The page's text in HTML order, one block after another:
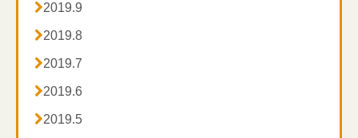
2019.9
2019.8
2019.7
2019.6
2019.5